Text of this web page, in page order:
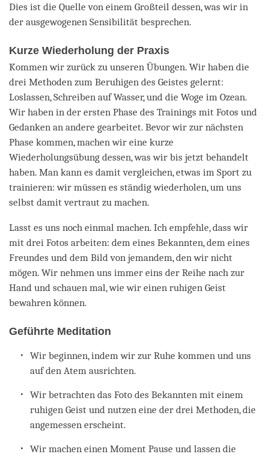
Dies ist die Quelle von einem Großteil dessen, was wir in
der ausgewogenen Sensibilität besprechen.
Kurze Wiederholung der Praxis
Kommen wir zurück zu unseren Übungen. Wir haben die
drei Methoden zum Beruhigen des Geistes gelernt:
Loslassen, Schreiben auf Wasser, und die Woge im Ozean.
Wir haben in der ersten Phase des Trainings mit Fotos und
Gedanken an andere gearbeitet. Bevor wir zur nächsten
Phase kommen, machen wir eine kurze
Wiederholungsübung dessen, was wir bis jetzt behandelt
haben. Man kann es damit vergleichen, etwas im Sport zu
trainieren: wir müssen es ständig wiederholen, um uns
selbst damit vertraut zu machen.
Lasst es uns noch einmal machen. Ich empfehle, dass wir
mit drei Fotos arbeiten: dem eines Bekannten, dem eines
Freundes und dem Bild von jemandem, den wir nicht
mögen. Wir nehmen uns immer eins der Reihe nach zur
Hand und schauen mal, wie wir einen ruhigen Geist
bewahren können.
Geführte Meditation
Wir beginnen, indem wir zur Ruhe kommen und uns
auf den Atem ausrichten.
Wir betrachten das Foto des Bekannten mit einem
ruhigen Geist und nutzen eine der drei Methoden, die
angemessen erscheint.
Wir machen einen Moment Pause und lassen die